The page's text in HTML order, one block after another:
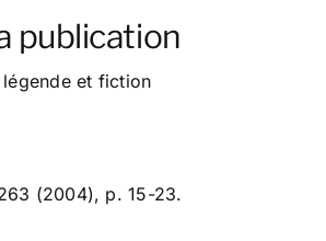
publication
et fiction
(2004), p. 15-23.